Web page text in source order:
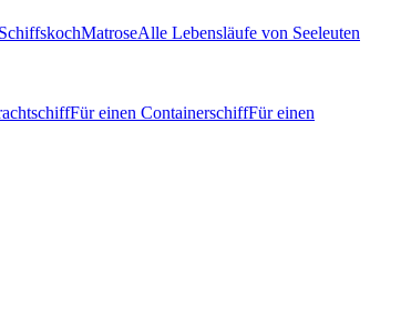
MatroseAlle Lebensläufe von Seeleuten
Für einen ContainerschiffFür einen